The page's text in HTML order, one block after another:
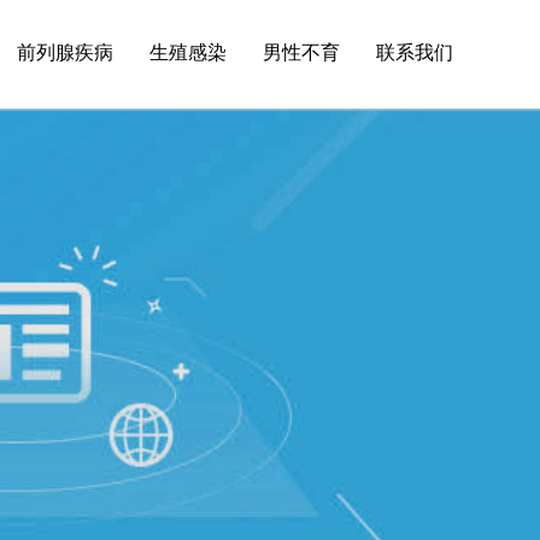
前列腺疾病 生殖感染 男性不育 联系我们